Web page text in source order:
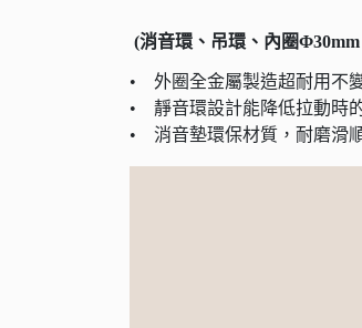
(消音環、吊環、內圈
• 外圈全金屬製造超耐用不
• 靜音環設計能降低拉動時
• 消音墊環保材質，耐磨滑